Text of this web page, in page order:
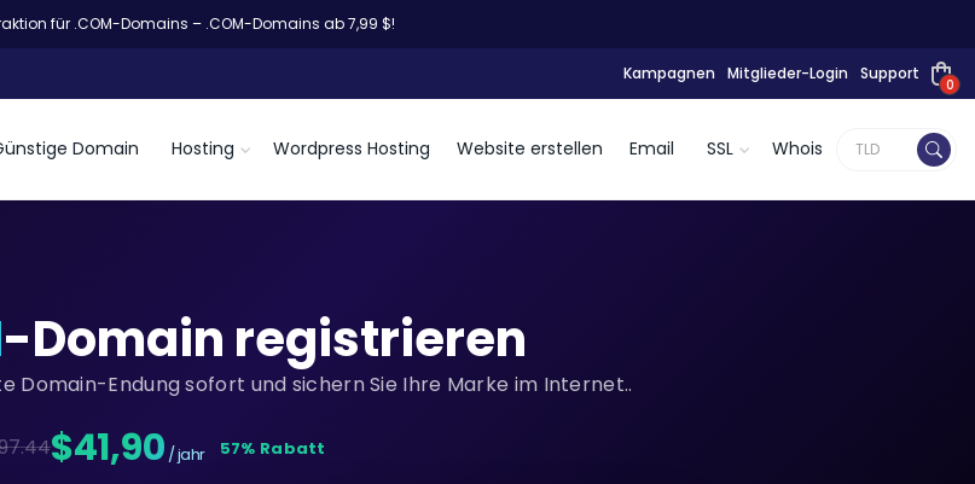
für .COM-Domains – .COM-Domains ab 7,99 $!
Kampagnen Mitglieder-Login Support
0
Domain Hosting Wordpress Hosting Website erstellen Email SSL Whois
-Domain registrieren
Domain-Endung sofort und sichern Sie Ihre Marke im Internet..
$41,90 / jahr 57% Rabatt